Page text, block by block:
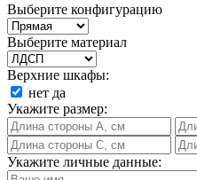
Выберите конфигурацию
Выберите материал
Верхние шкафы:
нет да
Укажите размер:
Укажите личные данные: